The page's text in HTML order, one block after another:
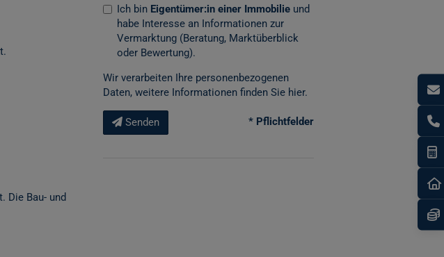
Die Bau- und
Ich bin Eigentümer:in einer Immobilieund
habe Interesse an Informationen zur
Vermarktung (Beratung, Marktüberblick
oder Bewertung).
Wir verarbeiten Ihre personenbezogenen
Daten, weitere Informationen finden Sie hier.
Senden * Pflichtfelder